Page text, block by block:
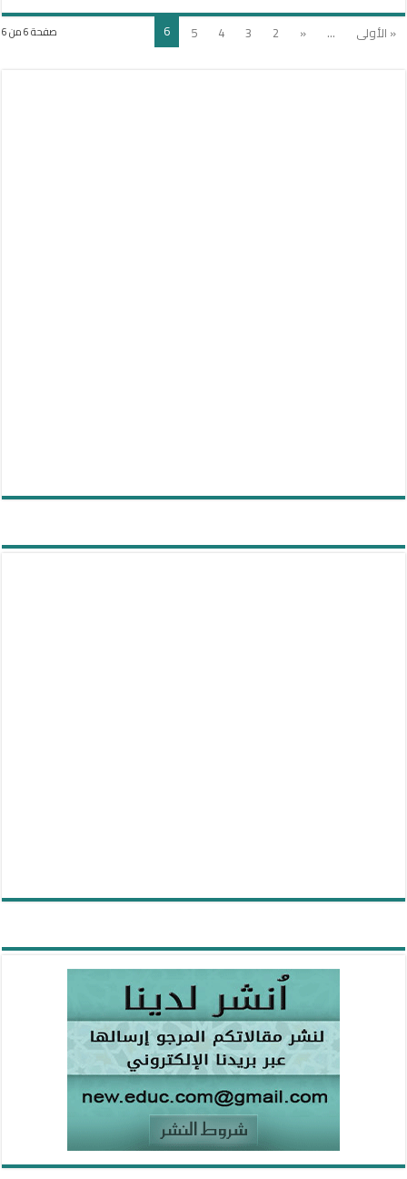
صفحة 6 من 6 « الأولى ...
«
2
3
4
5
6